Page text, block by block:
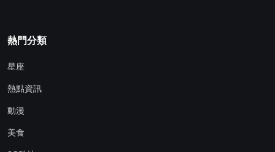
熱門分類
星座
熱點資訊
動漫
美食